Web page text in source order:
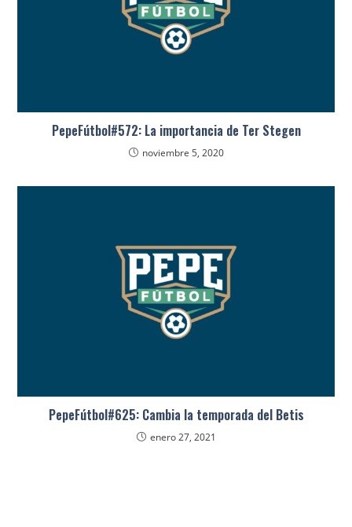
PepeFútbol#572: La importancia de Ter Stegen
noviembre 5, 2020
PepeFútbol#625: Cambia la temporada del Betis
enero 27, 2021